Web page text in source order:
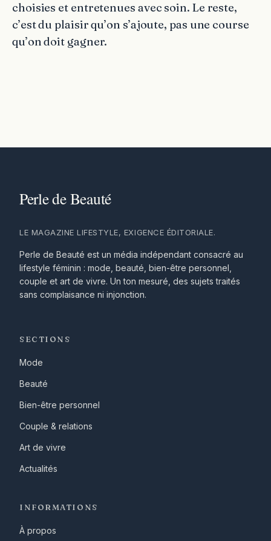
choisies et entretenues avec soin. Le reste,
c’est du plaisir qu’on s’ajoute, pas une course
qu’on doit gagner.
LE MAGAZINE LIFESTYLE, EXIGENCE ÉDITORIALE.
Perle de Beauté est un média indépendant consacré au
lifestyle féminin : mode, beauté, bien-être personnel,
couple et art de vivre. Un ton mesuré, des sujets traités
sans complaisance ni injonction.
SECTIONS
Mode
Beauté
Bien-être personnel
Couple & relations
Art de vivre
Actualités
INFORMATIONS
À propos